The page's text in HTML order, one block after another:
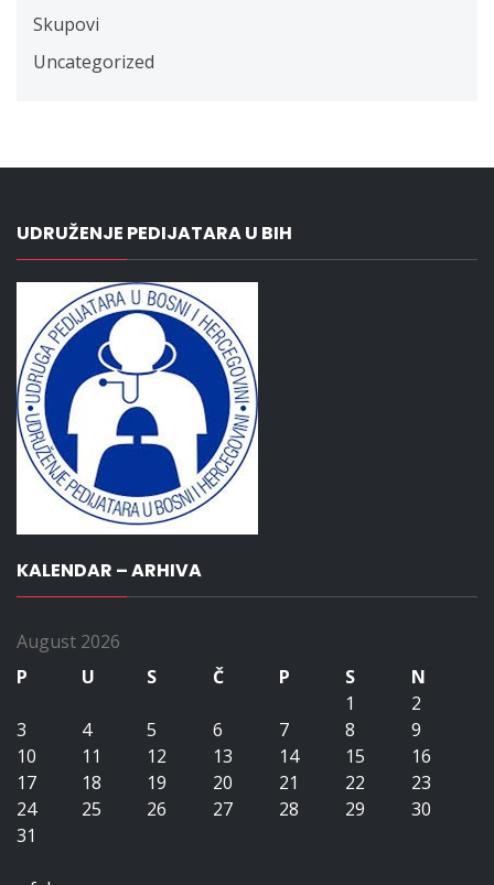
Skupovi
Uncategorized
UDRUŽENJE PEDIJATARA U BIH
KALENDAR – ARHIVA
August 2026
P
U S Č P S
N
1
2
3
4 5 6 7 8
9
10
11 12 13 14 15
16
17
18 19 20 21 22
23
24
25 26 27 28 29
30
31